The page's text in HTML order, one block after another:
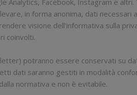
Analytics, Facebook, Instagram e
in forma anonima, dati
visione dell'informativa sulla
coinvolti.
potranno essere conservati su
dati saranno gestiti in modalità
normativa e non è evitabile.